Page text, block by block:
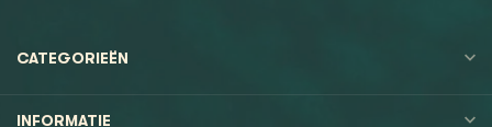
CATEGORIEËN
INFORMATIE